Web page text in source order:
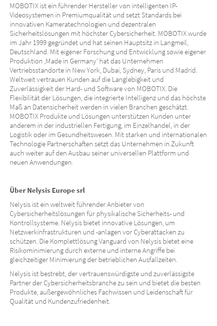
MOBOTIX ist ein führender Hersteller von intelligenten IP-
Videosystemen in Premiumqualität und setzt Standards bei
innovativen Kameratechnologien und dezentralen
Sicherheitslösungen mit höchster Cybersicherheit. MOBOTIX wurde
im Jahr 1999 gegründet und hat seinen Hauptsitz in Langmeil,
Deutschland. Mit eigener Forschung und Entwicklung sowie eigener
Produktion ‚Made in Germany’ hat das Unternehmen
Vertriebsstandorte in New York, Dubai, Sydney, Paris und Madrid
Weltweit vertrauen Kunden auf die Langlebigkeit und
Zuverlässigkeit der Hard- und Software von MOBOTIX. Die
Flexibilität der Lösungen, die integrierte Intelligenz und das höchste
Maß an Datensicherheit werden in vielen Branchen geschätzt.
MOBOTIX Produkte und Lösungen unterstützen Kunden unter
anderem in der industriellen Fertigung, im Einzelhandel, in der
Logistik oder im Gesundheitswesen. Mit starken und internationalen
Technologie Partnerschaften setzt das Unternehmen in Zukunft
auch weiter auf den Ausbau seiner universellen Plattform und
neuen Anwendungen.
Über Nelysis Europe srl
Nelysis ist ein weltweit führender Anbieter von
Cybersicherheitslösungen für physikalische Sicherheits- und
Kontrollsysteme. Nelysis bietet innovative Lösungen, um
Netzwerkinfrastrukturen und -anlagen vor Cyberattacken zu
schützen. Die Komplettlösung Vanguard von Nelysis bietet eine
Risikominimierung durch externe und interne Angriffe bei
gleichzeitiger Minimierung der betrieblichen Ausfallzeiten.
Nelysis ist bestrebt, der vertrauenswürdigste und zuverlässigste
Partner der Cybersicherheitsbranche zu sein und bietet die besten
Produkte, außergewöhnliches Fachwissen und Leidenschaft für
Qualität und Kundenzufriedenheit.